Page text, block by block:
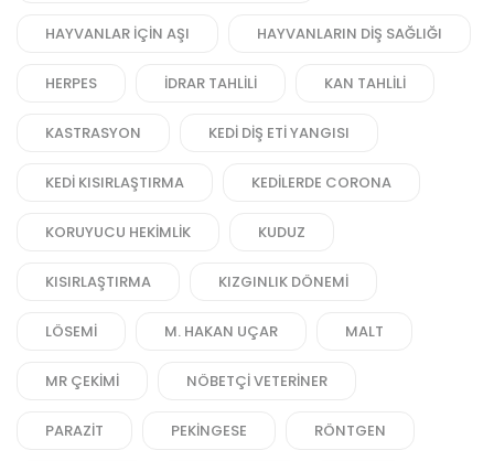
HAYVANLAR IÇIN AŞI HAYVANLARIN DIŞ SAĞLIĞI
HERPES IDRAR TAHLILI KAN TAHLILI
KASTRASYON KEDI DIŞ ETI YANGISI
KEDI KISIRLAŞTIRMA KEDILERDE CORONA
KORUYUCU HEKIMLIK KUDUZ
KISIRLAŞTIRMA KIZGINLIK DÖNEMI
LÖSEMI M. HAKAN UÇAR MALT
MR ÇEKIMI NÖBETÇI VETERINER
PARAZIT PEKINGESE RÖNTGEN